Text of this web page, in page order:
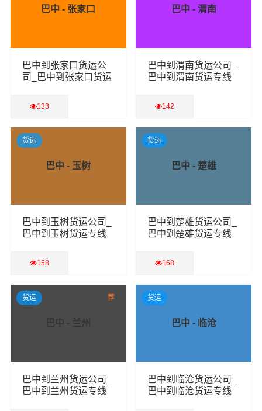
巴中 - 张家口
巴中到张家口货运公
司_巴中到张家口货运
133
查看详细
巴中 - 渭南
巴中到渭南货运公司_
巴中到渭南货运专线
142
查看详细
巴中 - 玉树
巴中到玉树货运公司_
巴中到玉树货运专线
158
查看详细
货运
巴中 - 楚雄
巴中到楚雄货运公司_
巴中到楚雄货运专线
168
查看详细
货运
巴中到兰州货运公司_
巴中到兰州货运专线
货运 荐
巴中 - 临沧
巴中到临沧货运公司_
巴中到临沧货运专线
货运